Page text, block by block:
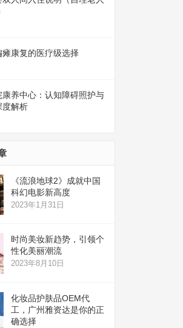
瘫康复的医疗级选择
康养中心：认知障碍照护与
度解析
《流浪地球2》成就中国
科幻电影新高度
2023年1月31日
时尚美妆新趋势，引领个
性化美丽潮流
2023年8月10日
化妆品护肤品OEM代
工，广州雅资达是你的正
确选择